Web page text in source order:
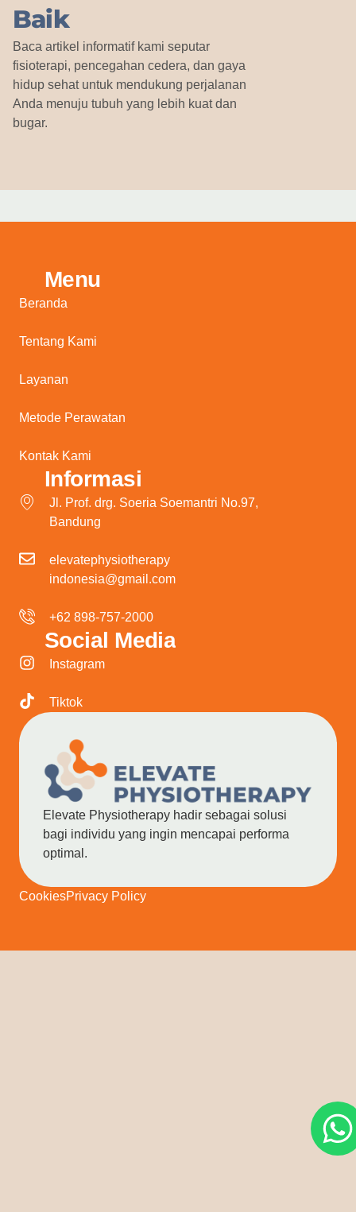
Baik
Baca artikel informatif kami seputar
fisioterapi, pencegahan cedera, dan gaya
hidup sehat untuk mendukung perjalanan
Anda menuju tubuh yang lebih kuat dan
bugar.
Menu
Beranda
Tentang Kami
Layanan
Metode Perawatan
Kontak Kami
Informasi
Jl. Prof. drg. Soeria Soemantri No.97,
Bandung
elevatephysiotherapy
indonesia@gmail.com
+62 898-757-2000
Social Media
Instagram
Tiktok
Elevate Physiotherapy hadir sebagai solusi
bagi individu yang ingin mencapai performa
optimal.
CookiesPrivacy Policy